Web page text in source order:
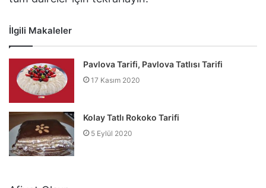
İlgili Makaleler
Pavlova Tarifi, Pavlova Tatlısı Tarifi
17 Kasım 2020
Kolay Tatlı Rokoko Tarifi
5 Eylül 2020